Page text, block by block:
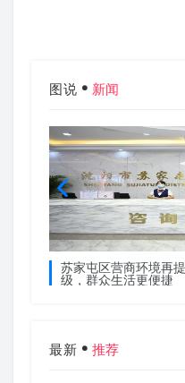
图说 新闻
苏家屯区营商环境再
级，群众生活更便捷
最新 推荐